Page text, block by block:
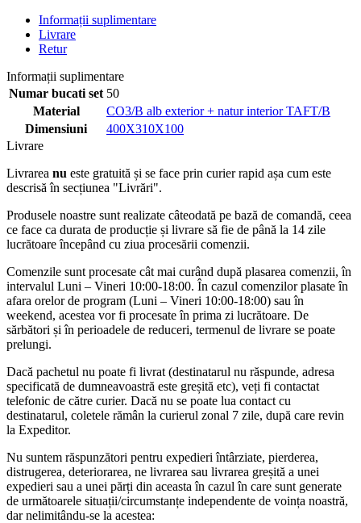
Informații suplimentare
Livrare
Retur
Informații suplimentare
Numar bucati set 50
Material
CO3/B alb exterior + natur interior TAFT/B
Dimensiuni
400X310X100
Livrare
Livrarea nu este gratuită și se face prin curier rapid așa cum este
descrisă în secțiunea "Livrări".
Produsele noastre sunt realizate câteodată pe bază de comandă, ceea
ce face ca durata de producție și livrare să fie de până la 14 zile
lucrătoare începând cu ziua procesării comenzii.
Comenzile sunt procesate cât mai curând după plasarea comenzii, în
intervalul Luni – Vineri 10:00-18:00. În cazul comenzilor plasate în
afara orelor de program (Luni – Vineri 10:00-18:00) sau în
weekend, acestea vor fi procesate în prima zi lucrătoare. De
sărbători și în perioadele de reduceri, termenul de livrare se poate
prelungi.
Dacă pachetul nu poate fi livrat (destinatarul nu răspunde, adresa
specificată de dumneavoastră este greșită etc), veți fi contactat
telefonic de către curier. Dacă nu se poate lua contact cu
destinatarul, coletele rămân la curierul zonal 7 zile, după care revin
la Expeditor.
Nu suntem răspunzători pentru expedieri întârziate, pierderea,
distrugerea, deteriorarea, ne livrarea sau livrarea greșită a unei
expedieri sau a unei părți din aceasta în cazul în care sunt generate
de următoarele situații/circumstanțe independente de voința noastră,
dar nelimitându-se la acestea: